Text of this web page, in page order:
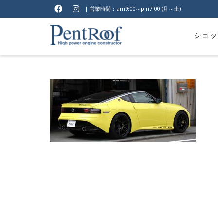
| 営業時間：am9:00～pm7:00 (月～土)
ショ